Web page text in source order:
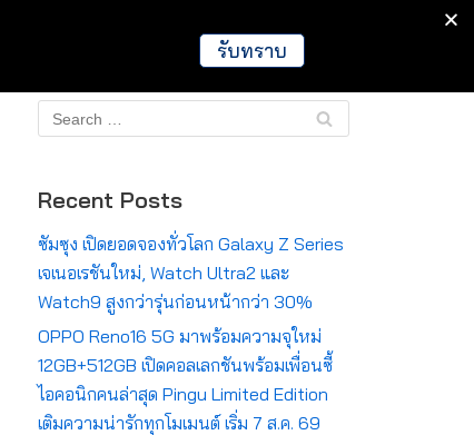
Crypto Global
Recent Posts
ซัมซุง เปิดยอดจองทั่วโลก Galaxy Z Series
เจเนอเรชันใหม่, Watch Ultra2 และ
Watch9 สูงกว่ารุ่นก่อนหน้ากว่า 30%
OPPO Reno16 5G มาพร้อมความจุใหม่
12GB+512GB เปิดคอลเลกชันพร้อมเพื่อนซี้
ไอคอนิกคนล่าสุด Pingu Limited Edition
เติมความน่ารักทุกโมเมนต์ เริ่ม 7 ส.ค. 69
รับทราบ